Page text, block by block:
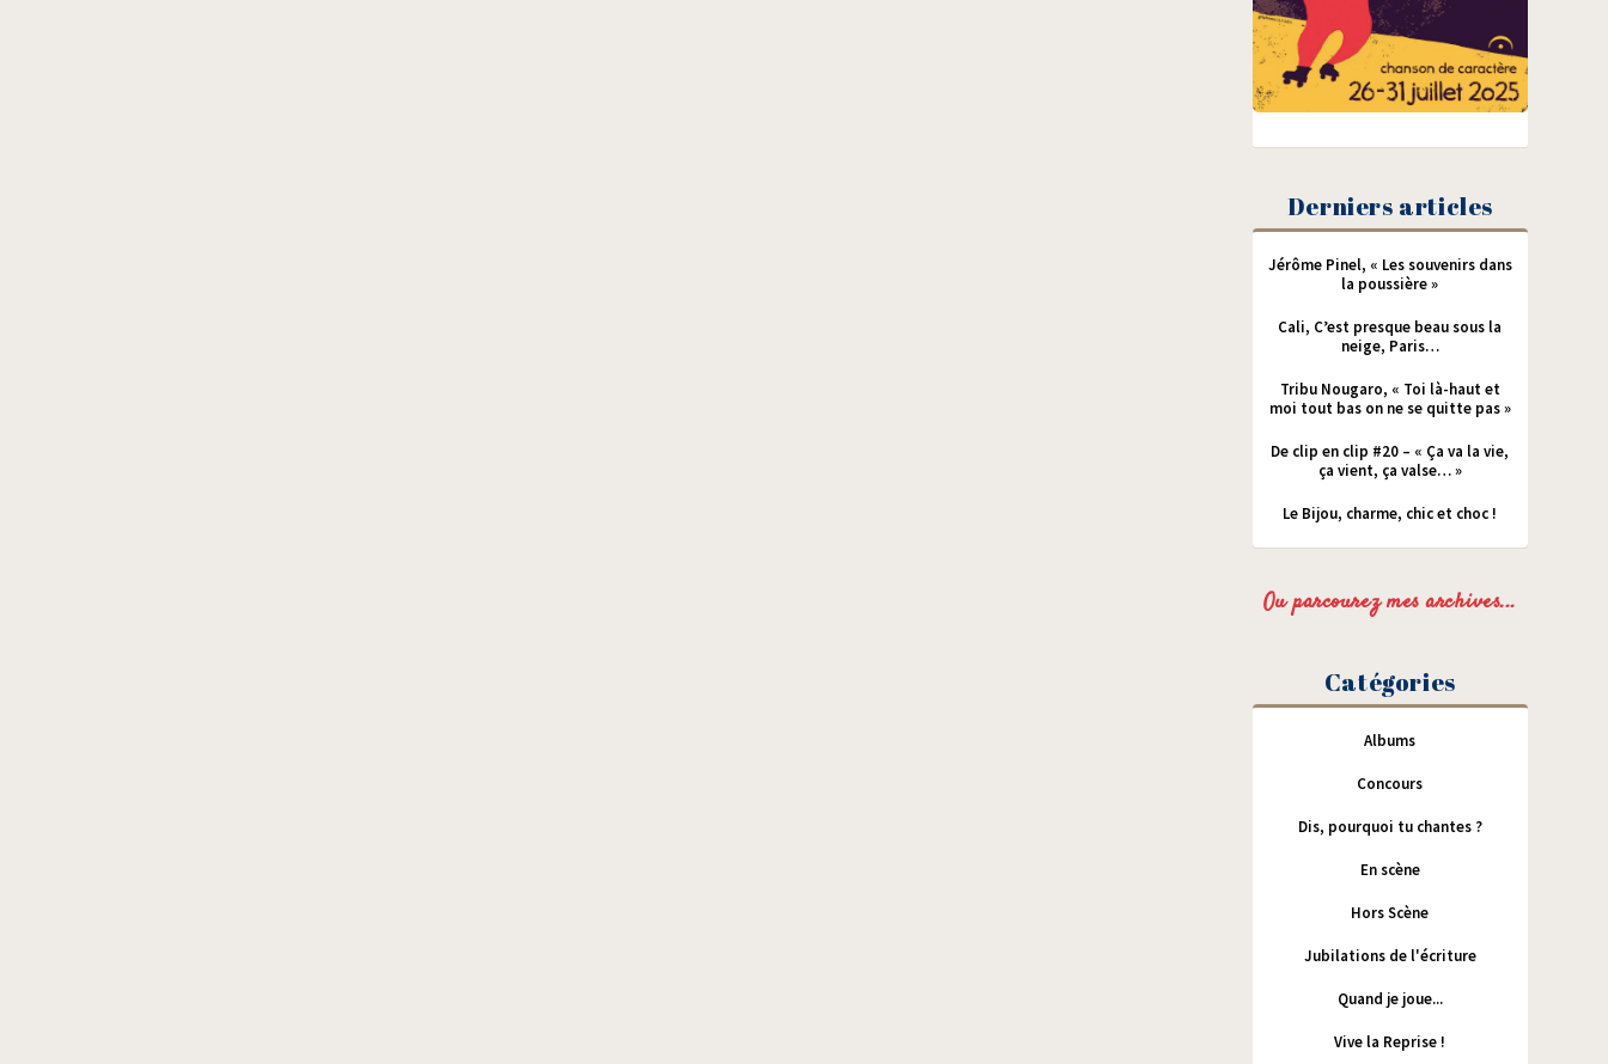
Derniers articles
Jérôme Pinel, « Les souvenirs dans
la poussière »
Cali, C’est presque beau sous la
neige, Paris…
Tribu Nougaro, « Toi là-haut et
moi tout bas on ne se quitte pas »
De clip en clip #20 – « Ça va la vie,
ça vient, ça valse… »
Le Bijou, charme, chic et choc !
Ou parcourez mes archives...
Catégories
Albums
Concours
Dis, pourquoi tu chantes ?
En scène
Hors Scène
Jubilations de l'écriture
Quand je joue...
Vive la Reprise !